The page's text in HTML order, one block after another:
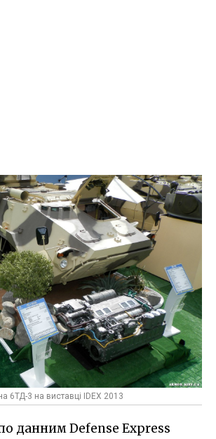
6ТД-3 на виставці IDEX 2013
данним Defense Express